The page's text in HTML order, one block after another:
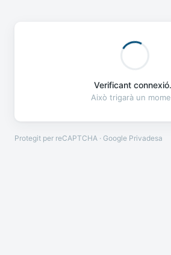
Verificant
Això trigarà un
Protegit per reCAPTCHA · Google Privadesa